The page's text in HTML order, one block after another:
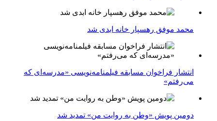
محمد موفق رهسپار خانه ابدی شد
انتشار فراخوان مسابقه فیلمنامه‌نویسی «مدرسه‌ای که
می‌رفتم»
دومین پویش «وطن به روایت من» تمدید شد